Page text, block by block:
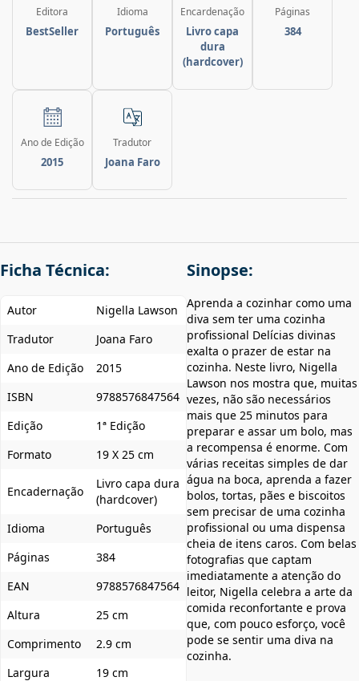
Editora
BestSeller
Idioma
Português
Encardenação
Livro capa
dura
(hardcover)
Páginas
384
Ano de Edição
2015
Tradutor
Joana Faro
Ficha Técnica:
Autor
Nigella Lawson
Tradutor
Joana Faro
Ano de Edição
2015
ISBN
9788576847564
Edição
1ª Edição
Formato
19 X 25 cm
Encadernação
Livro capa dura
(hardcover)
Idioma
Português
Páginas
384
EAN
9788576847564
Altura
25 cm
Comprimento
2.9 cm
Largura
19 cm
Sinopse:
Aprenda a cozinhar como uma
diva sem ter uma cozinha
profissional Delícias divinas
exalta o prazer de estar na
cozinha. Neste livro, Nigella
Lawson nos mostra que, muitas
vezes, não são necessários
mais que 25 minutos para
preparar e assar um bolo, mas
a recompensa é enorme. Com
várias receitas simples de dar
água na boca, aprenda a fazer
bolos, tortas, pães e biscoitos
sem precisar de uma cozinha
profissional ou uma dispensa
cheia de itens caros. Com belas
fotografias que captam
imediatamente a atenção do
leitor, Nigella celebra a arte da
comida reconfortante e prova
que, com pouco esforço, você
pode se sentir uma diva na
cozinha.